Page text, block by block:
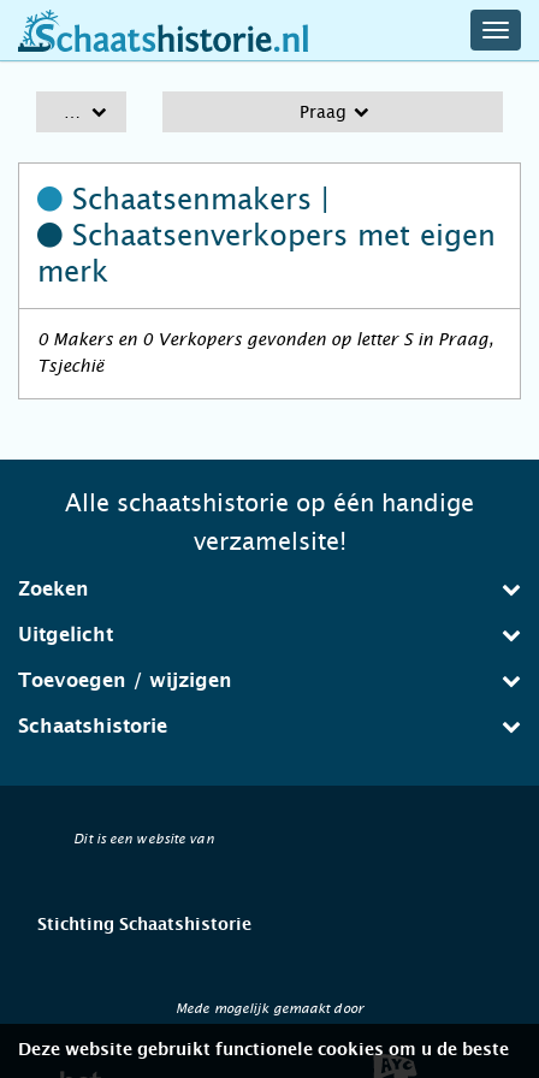
schaatshistorie.nl
Praag
Schaatsenmakers |
Schaatsenverkopers met eigen
merk
0 Makers en 0 Verkopers gevonden op letter S in Praag,
Tsjechië
Alle schaatshistorie op één handige
verzamelsite!
Zoeken
Uitgelicht
Toevoegen / wijzigen
Schaatshistorie
Dit is een website van
Stichting Schaatshistorie
Mede mogelijk gemaakt door
Deze website gebruikt functionele cookies om u de beste